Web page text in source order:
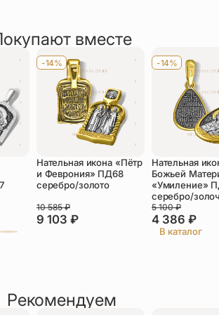
отзыв
фото
вместе
-14%
Нательная икона «Пётр
и Феврония» ПД68
серебро/золото
9 103 ₽
10 585₽
-14%
Нательная
Божьей
«Умиление»
серебро/
4 386 ₽
5 100₽
В каталог
Рекомендуем